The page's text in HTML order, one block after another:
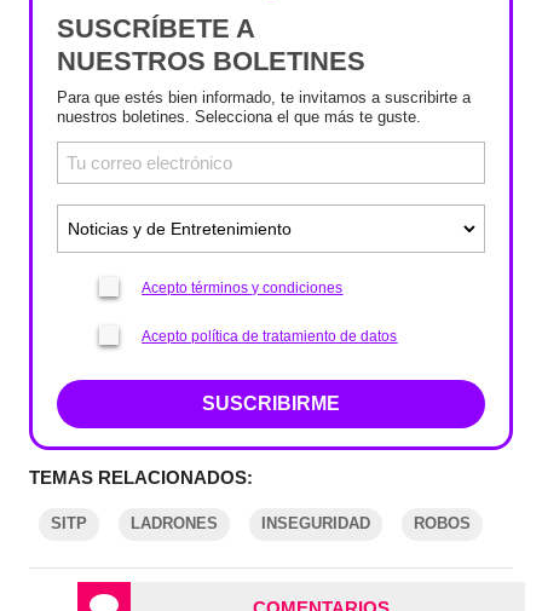
SUSCRÍBETE A
NUESTROS BOLETINES
Para que estés bien informado, te invitamos a suscribirte a
nuestros boletines. Selecciona el que más te guste.
Acepto términos y condiciones
Acepto política de tratamiento de datos
SUSCRIBIRME
TEMAS RELACIONADOS:
SITP LADRONES INSEGURIDAD ROBOS